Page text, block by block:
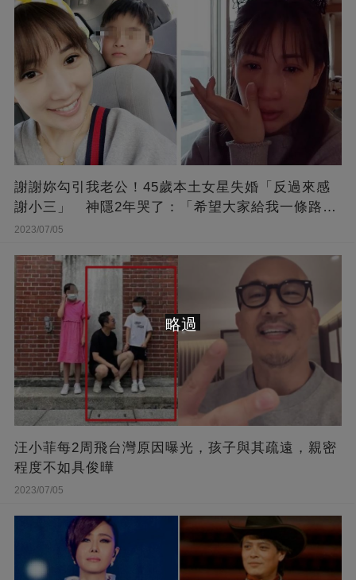
謝謝妳勾引我老公！45歲本土女星失婚「反過來感
謝小三」 神隱2年哭了：「希望大家給我一條路
走...」
2023/07/05
汪小菲每2周飛台灣原因曝光，孩子與其疏遠，親密
程度不如具俊曄
2023/07/05
略過